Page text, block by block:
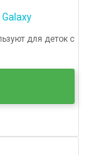
для деток с